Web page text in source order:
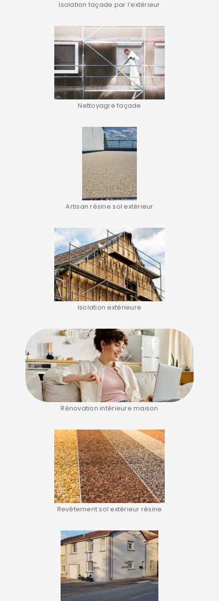
Isolation façade par l’extérieur
Nettoyagre façade
Artisan résine sol extérieur
Isolation extérieure
Rénovation intérieure maison
Revêtement sol extérieur résine